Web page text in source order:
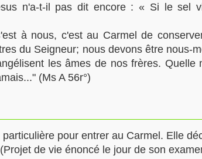
n'a-t-il pas dit encore : « Si le sel
à nous, c'est au Carmel de
du Seigneur; nous devons être nous-
les âmes de nos frères. Quelle
(Ms A 56r°)
pour entrer au Carmel. Elle
de vie énoncé le jour de son